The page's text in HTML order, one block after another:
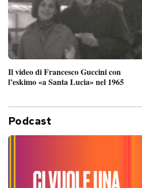
Il video di Francesco Guccini con
l’eskimo «a Santa Lucia» nel 1965
Podcast